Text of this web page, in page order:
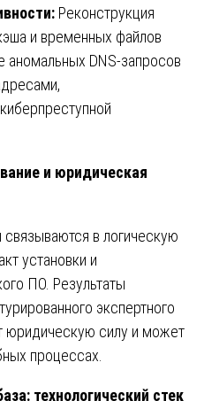
Реконструкция
и временных файлов
аномальных DNS-запросов
и юридическая
в логическую
установки и
ПО. Результаты
экспертного
юридическую силу и может
процессах.
технологический стек